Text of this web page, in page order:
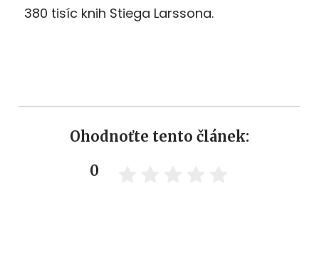
380 tisíc knih Stiega Larssona.
Ohodnoťte tento článek:
0